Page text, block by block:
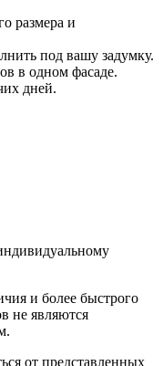
размера и
под вашу задумку.
в одном фасаде.
дней.
и более быстрого
не являются
от представленных